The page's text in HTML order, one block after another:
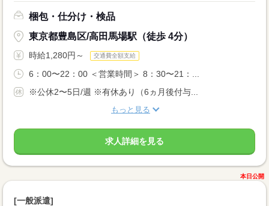
梱包・仕分け・検品
東京都豊島区/高田馬場駅（徒歩 4分）
時給1,280円～ 交通費全額支給
6：00〜22：00 ＜営業時間＞ 8：30〜21：...
※公休2〜5日/週 ※有休あり（6ヵ月後付与...
もっと見る
求人詳細を見る
本日公開
[一般派遣]